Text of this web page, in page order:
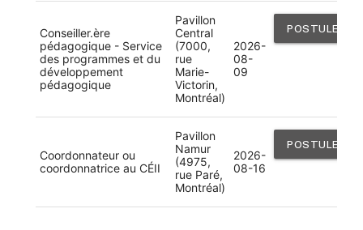
Conseiller.ère
pédagogique - Service
des programmes et du
développement
pédagogique
Pavillon
Central
(7000,
rue
Marie-
Victorin,
Montréal)
2026-
08-
09
POSTULER
Coordonnateur ou
coordonnatrice au CÉII
Pavillon
Namur
(4975,
rue Paré,
Montréal)
2026-
08-16
POSTULER